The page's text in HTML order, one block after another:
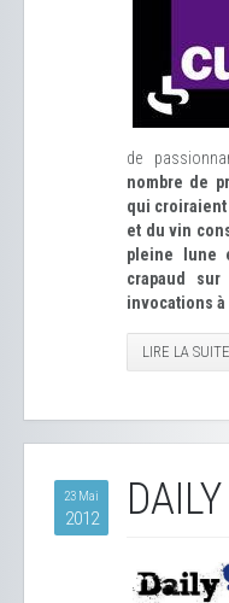
de
nombre de
qui croiraient
et du vin
pleine lune
crapaud
invocations
LIRE LA SUITE
23 Mai
2012